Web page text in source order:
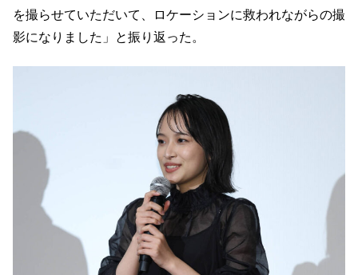
を撮らせていただいて、ロケーションに救われながらの撮
影になりました」と振り返った。